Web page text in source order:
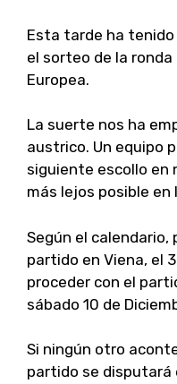
Esta tarde ha tenido
el sorteo de la
Europea.
La suerte nos ha
austrico. Un equipo
siguiente escollo en
más lejos posible en
Según el calendario,
partido en Viena, el
proceder con el
sábado 10 de
Si ningún otro
partido se disputará